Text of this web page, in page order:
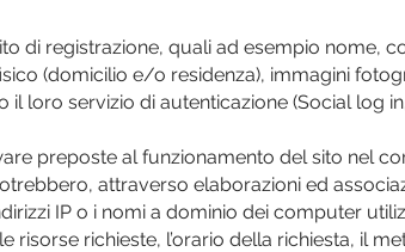
di registrazione, quali ad esempio nome,
(domicilio e/o residenza), immagini
loro servizio di autenticazione (Social log
preposte al funzionamento del sito nel
attraverso elaborazioni ed
IP o i nomi a dominio dei computer
risorse richieste, l’orario della richiesta, il